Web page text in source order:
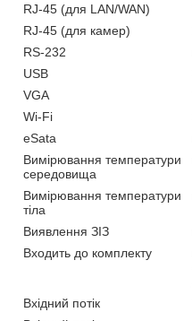
RJ-45 (для LAN/WAN)
RJ-45 (для камер)
RS-232
USB
VGA
Wi-Fi
eSata
Вимірювання температури
середовища
Вимірювання температури
тіла
Виявлення ЗІЗ
Входить до комплекту
Вхідний потік